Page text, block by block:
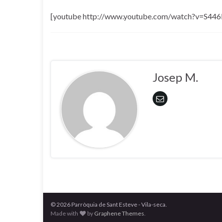
[youtube http://www.youtube.com/
Josep M.
© 2026 Parròquia de Sant Esteve - Vila-seca.
Made with
by Graphene Themes